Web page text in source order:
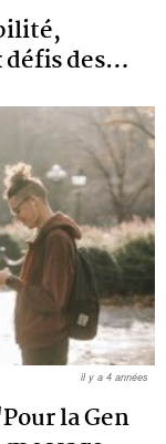
des…
la Gen
il y a 4 années